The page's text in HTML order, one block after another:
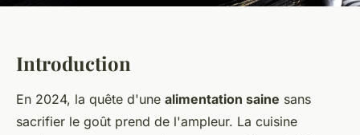
Introduction
En 2024, la quête d'une alimentation saine sans
sacrifier le goût prend de l'ampleur. La cuisine